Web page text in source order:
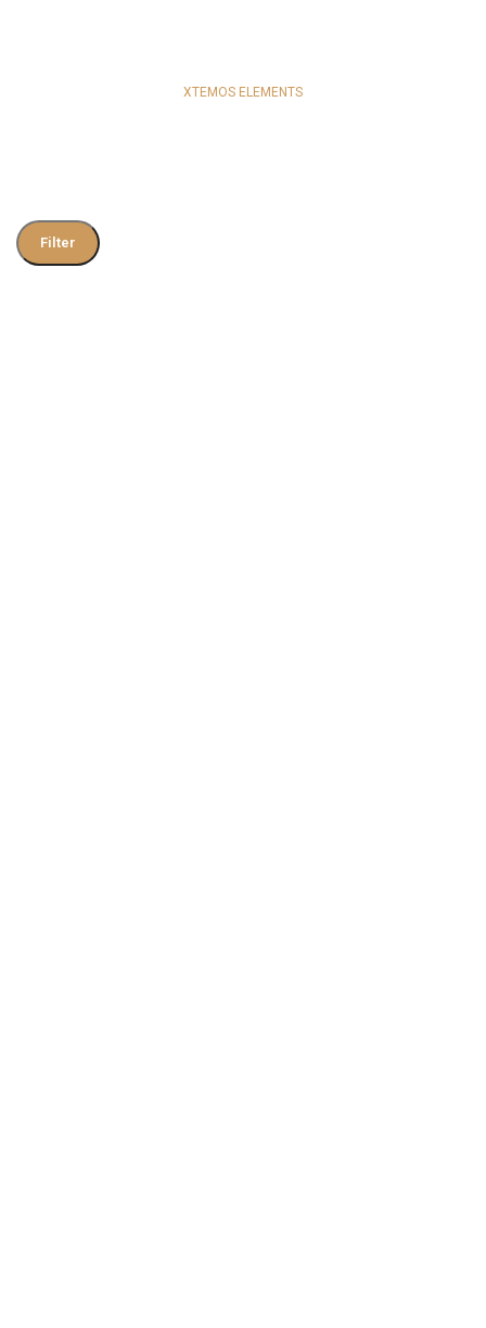
XTEMOS ELEMENTS
Filter